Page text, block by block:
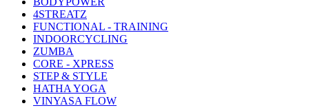
4STREATZ
FUNCTIONAL - TRAINING
INDOORCYCLING
ZUMBA
CORE - XPRESS
STEP & STYLE
HATHA YOGA
VINYASA FLOW